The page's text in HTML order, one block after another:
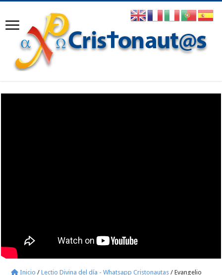
Inicio / Lectio Divina del día - Whatsapp Cristonautas / Evangelio